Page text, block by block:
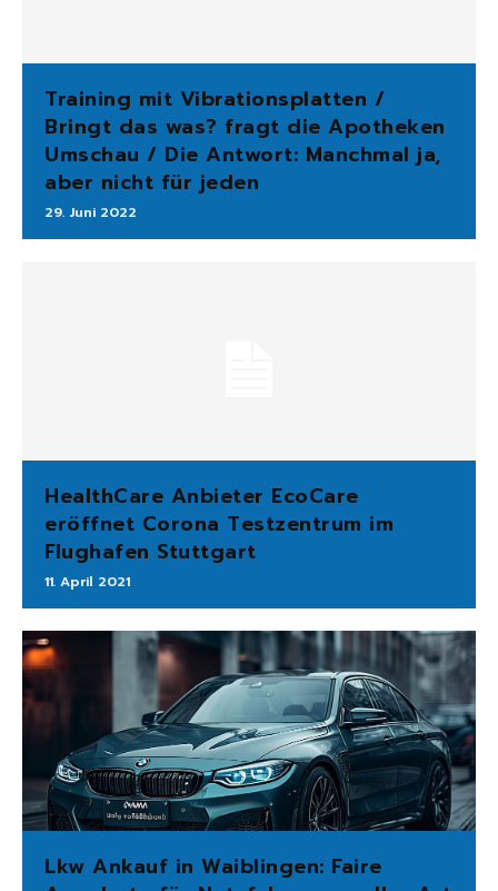
Training mit Vibrationsplatten /
Bringt das was? fragt die Apotheken
Umschau / Die Antwort: Manchmal ja,
aber nicht für jeden
29. Juni 2022
HealthCare Anbieter EcoCare
eröffnet Corona Testzentrum im
Flughafen Stuttgart
11. April 2021
Lkw Ankauf in Waiblingen: Faire